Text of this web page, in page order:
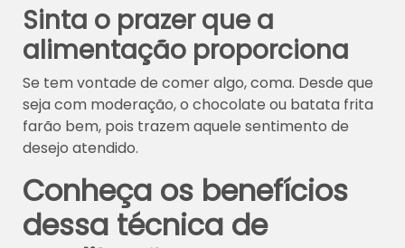
Sinta o prazer que a
alimentação proporciona
Se tem vontade de comer algo, coma. Desde que
seja com moderação, o chocolate ou batata frita
farão bem, pois trazem aquele sentimento de
desejo atendido.
Conheça os benefícios
dessa técnica de